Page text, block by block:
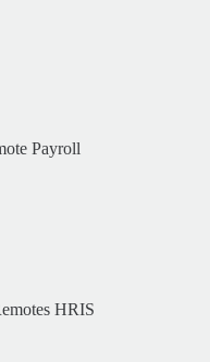
Payroll
HRIS